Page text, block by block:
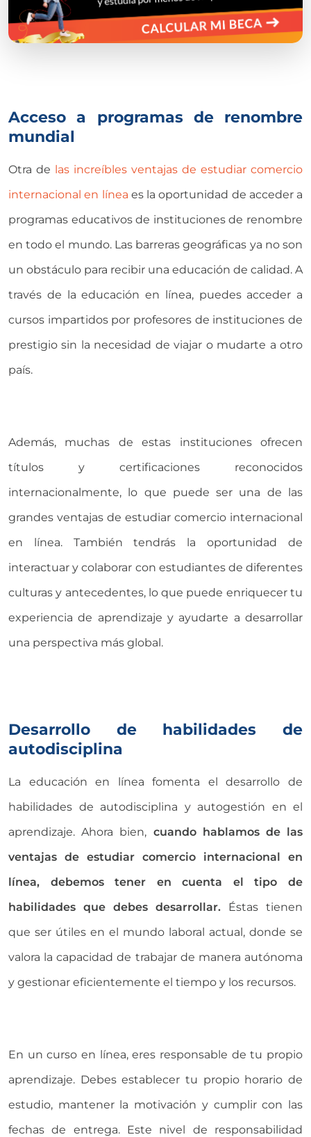
Acceso a programas de renombre
mundial
Otra de las increíbles ventajas de estudiar comercio
internacional en línea es la oportunidad de acceder a
programas educativos de instituciones de renombre
en todo el mundo. Las barreras geográficas ya no son
un obstáculo para recibir una educación de calidad. A
través de la educación en línea, puedes acceder a
cursos impartidos por profesores de instituciones de
prestigio sin la necesidad de viajar o mudarte a otro
país.
Además, muchas de estas instituciones ofrecen
títulos y certificaciones reconocidos
internacionalmente, lo que puede ser una de las
grandes ventajas de estudiar comercio internacional
en línea. También tendrás la oportunidad de
interactuar y colaborar con estudiantes de diferentes
culturas y antecedentes, lo que puede enriquecer tu
experiencia de aprendizaje y ayudarte a desarrollar
una perspectiva más global.
Desarrollo de habilidades de
autodisciplina
La educación en línea fomenta el desarrollo de
habilidades de autodisciplina y autogestión en el
aprendizaje. Ahora bien, cuando hablamos de las
ventajas de estudiar comercio internacional en
línea, debemos tener en cuenta el tipo de
habilidades que debes desarrollar. Éstas tienen
que ser útiles en el mundo laboral actual, donde se
valora la capacidad de trabajar de manera autónoma
y gestionar eficientemente el tiempo y los recursos.
En un curso en línea, eres responsable de tu propio
aprendizaje. Debes establecer tu propio horario de
estudio, mantener la motivación y cumplir con las
fechas de entrega. Este nivel de responsabilidad